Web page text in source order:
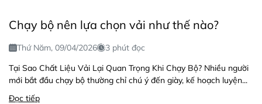
Chạy bộ nên lựa chọn vải như thế nào?
Thứ Năm, 09/04/2026
3 phút đọc
Tại Sao Chất Liệu Vải Lại Quan Trọng Khi Chạy Bộ? Nhiều người
mới bắt đầu chạy bộ thường chỉ chú ý đến giày, kế hoạch luyện...
Đọc tiếp